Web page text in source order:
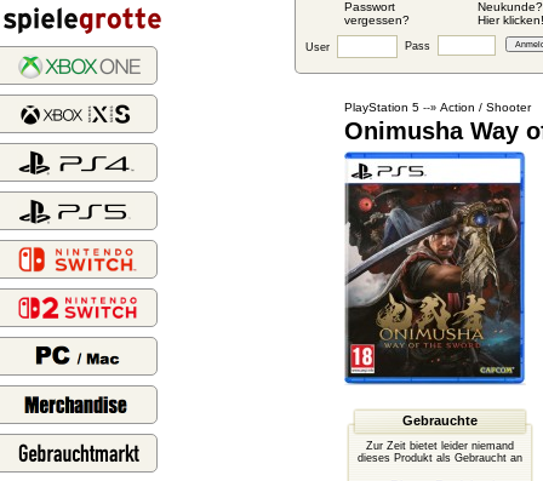
Passwort
vergessen?
Neukunde?
Hier klicken!
User Pass
PlayStation 5 --» Action / Shooter
Onimusha Way
Gebrauchte
Zur Zeit bietet leider niemand
dieses Produkt als Gebraucht an